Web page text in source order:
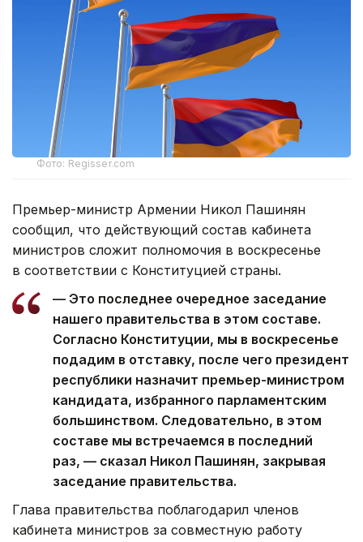
Фото: Regisser.com
Премьер-министр Армении Никол Пашинян
сообщил, что действующий состав кабинета
министров сложит полномочия в воскресенье
в соответствии с Конституцией страны.
— Это последнее очередное заседание
нашего правительства в этом составе.
Согласно Конституции, мы в воскресенье
подадим в отставку, после чего президент
республики назначит премьер-министром
кандидата, избранного парламентским
большинством. Следовательно, в этом
составе мы встречаемся в последний
раз, — сказал Никол Пашинян, закрывая
заседание правительства.
Глава правительства поблагодарил членов
кабинета министров за совместную работу